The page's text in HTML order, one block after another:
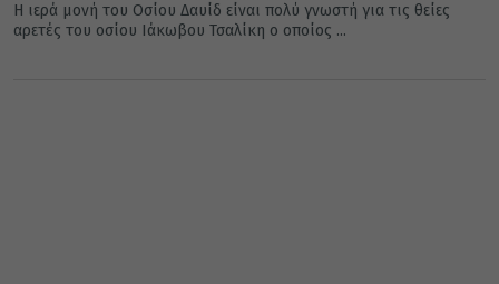
Η ιερά μονή του Οσίου Δαυίδ είναι πολύ γνωστή για τις θείες
αρετές του οσίου Ιάκωβου Τσαλίκη ο οποίος ...